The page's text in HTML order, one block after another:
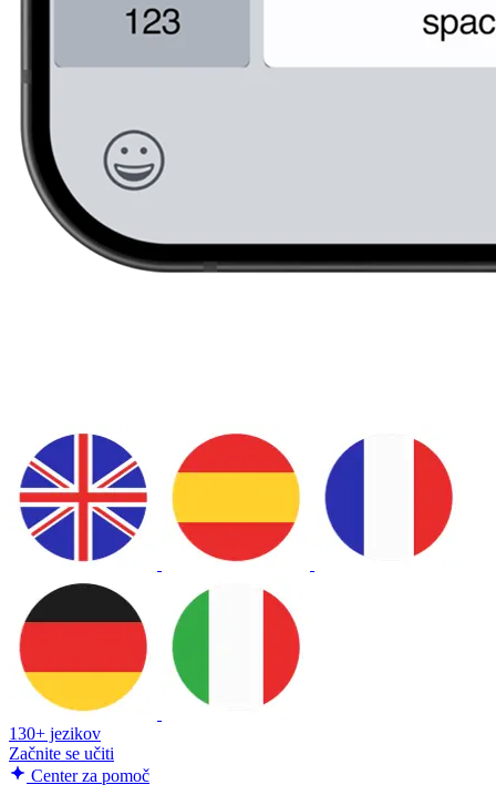
130+ jezikov
Začnite se učiti
Center za pomoč